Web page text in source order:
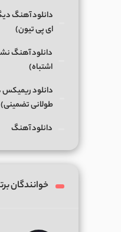
دانلود آهنگ
ای پی تیون)
دانلود آهنگ
اشتباه)
طولانی تضمینی)
دانلود آهنگ
خوانندگان